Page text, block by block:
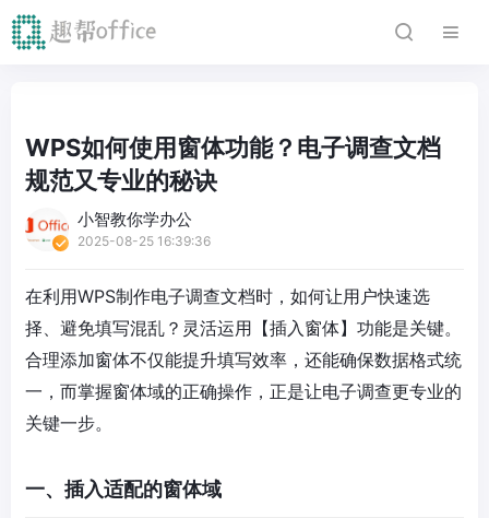
WPS如何使用窗体功能？电子调查文档
规范又专业的秘诀
小智教你学办公
2025-08-25 16:39:36
在利用WPS制作电子调查文档时，如何让用户快速选
择、避免填写混乱？灵活运用【插入窗体】功能是关键。
合理添加窗体不仅能提升填写效率，还能确保数据格式统
一，而掌握窗体域的正确操作，正是让电子调查更专业的
关键一步。​
一、插入适配的窗体域​